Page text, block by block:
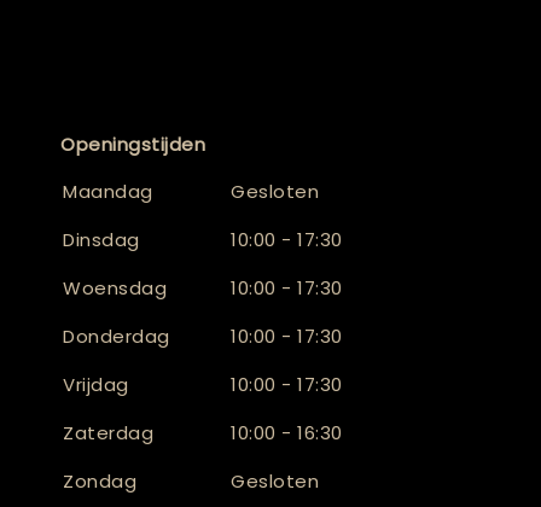
Openingstijden
Maandag
Gesloten
Dinsdag
10:00 - 17:30
Woensdag
10:00 - 17:30
Donderdag
10:00 - 17:30
Vrijdag
10:00 - 17:30
Zaterdag
10:00 - 16:30
Zondag
Gesloten